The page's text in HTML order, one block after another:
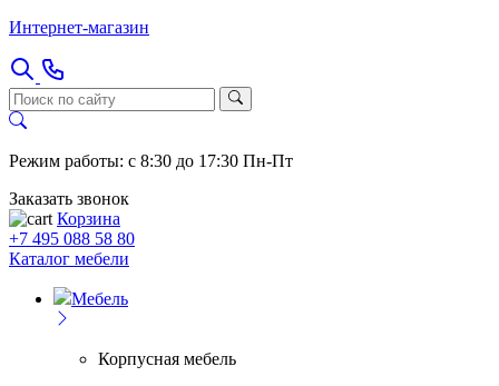
Интернет-магазин
Режим работы: с 8:30 до 17:30 Пн-Пт
Заказать звонок
Корзина
+7 495 088 58 80
Каталог мебели
Мебель
Корпусная мебель